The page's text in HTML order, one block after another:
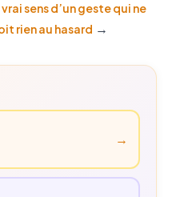
vrai sens d’un geste qui ne
rien au hasard →
→